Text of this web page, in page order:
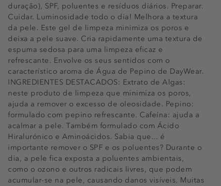
duração), SPF, poluentes e resíduos diários. Preparar.
Cuidar. Luminosidade todo o dia! Melhora a textura
da pele. Este gel de limpeza minimiza os poros e
deixa a pele suave. Cria rapidamente uma textura de
espuma sedosa para uma limpeza eficaz e
refrescante. Envolve os seus sentidos com o
característico aroma de Água de Pepino de DayWear.
INGREDIENTES DESTACADOS: Extrato de Algas:
neste produto de limpeza que minimiza os poros,
ajuda a remover o excesso de oleosidade. Pepino:
formulado com pepino refrescante. Cafeína: ajuda a
acalmar a pele. Também formulado com Ácido
Hiralurónico e Aminoácidos. Sabia que... é
importante remover o SPF e os poluentes? Durante o
dia, a pele fica exposta a poluentes ambientais,
como o ozono e outros radicais livres, que podem
acumular-se na pele, causando danos visíveis. Muitas